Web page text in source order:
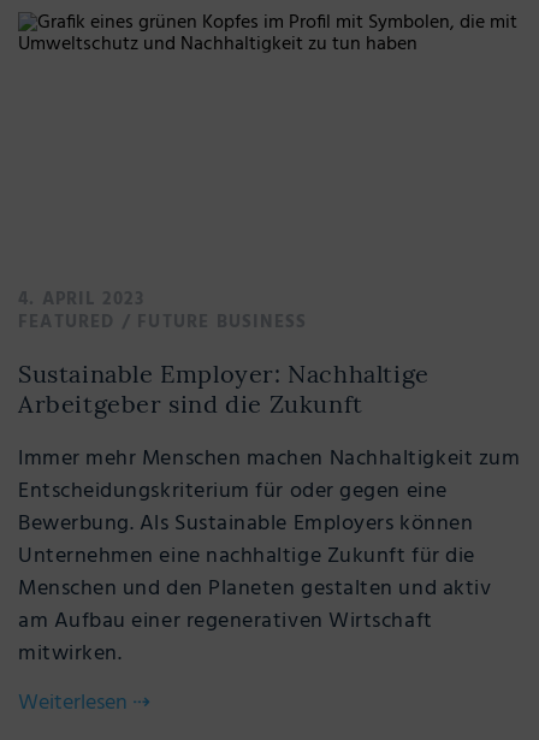
4. APRIL 2023
FEATURED / FUTURE BUSINESS
Sustainable Employer: Nachhaltige
Arbeitgeber sind die Zukunft
Immer mehr Menschen machen Nachhaltigkeit zum
Entscheidungskriterium für oder gegen eine
Bewerbung. Als Sustainable Employers können
Unternehmen eine nachhaltige Zukunft für die
Menschen und den Planeten gestalten und aktiv
am Aufbau einer regenerativen Wirtschaft
mitwirken.
Weiterlesen ⇢